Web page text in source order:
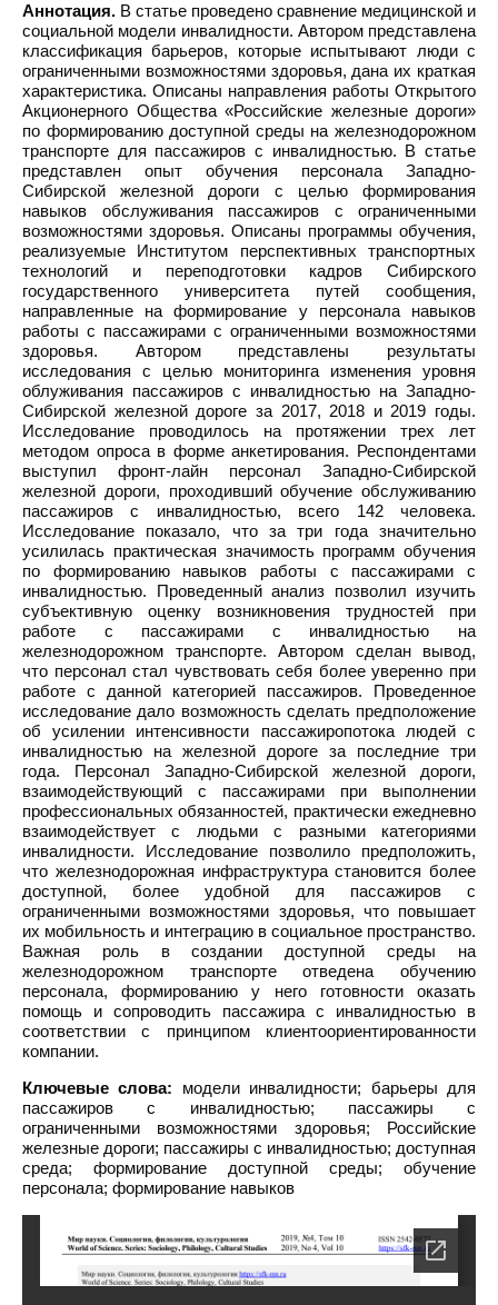
Аннотация. В статье проведено сравнение медицинской и
социальной модели инвалидности. Автором представлена
классификация барьеров, которые испытывают люди с
ограниченными возможностями здоровья, дана их краткая
характеристика. Описаны направления работы Открытого
Акционерного Общества «Российские железные дороги»
по формированию доступной среды на железнодорожном
транспорте для пассажиров с инвалидностью. В статье
представлен опыт обучения персонала Западно-
Сибирской железной дороги с целью формирования
навыков обслуживания пассажиров с ограниченными
возможностями здоровья. Описаны программы обучения,
реализуемые Институтом перспективных транспортных
технологий и переподготовки кадров Сибирского
государственного университета путей сообщения,
направленные на формирование у персонала навыков
работы с пассажирами с ограниченными возможностями
здоровья. Автором представлены результаты
исследования с целью мониторинга изменения уровня
облуживания пассажиров с инвалидностью на Западно-
Сибирской железной дороге за 2017, 2018 и 2019 годы.
Исследование проводилось на протяжении трех лет
методом опроса в форме анкетирования. Респондентами
выступил фронт-лайн персонал Западно-Сибирской
железной дороги, проходивший обучение обслуживанию
пассажиров с инвалидностью, всего 142 человека.
Исследование показало, что за три года значительно
усилилась практическая значимость программ обучения
по формированию навыков работы с пассажирами с
инвалидностью. Проведенный анализ позволил изучить
субъективную оценку возникновения трудностей при
работе с пассажирами с инвалидностью на
железнодорожном транспорте. Автором сделан вывод,
что персонал стал чувствовать себя более уверенно при
работе с данной категорией пассажиров. Проведенное
исследование дало возможность сделать предположение
об усилении интенсивности пассажиропотока людей с
инвалидностью на железной дороге за последние три
года. Персонал Западно-Сибирской железной дороги,
взаимодействующий с пассажирами при выполнении
профессиональных обязанностей, практически ежедневно
взаимодействует с людьми с разными категориями
инвалидности. Исследование позволило предположить,
что железнодорожная инфраструктура становится более
доступной, более удобной для пассажиров с
ограниченными возможностями здоровья, что повышает
их мобильность и интеграцию в социальное пространство.
Важная роль в создании доступной среды на
железнодорожном транспорте отведена обучению
персонала, формированию у него готовности оказать
помощь и сопроводить пассажира с инвалидностью в
соответствии с принципом клиентоориентированности
компании.
Ключевые слова: модели инвалидности; барьеры для
пассажиров с инвалидностью; пассажиры с
ограниченными возможностями здоровья; Российские
железные дороги; пассажиры с инвалидностью; доступная
среда; формирование доступной среды; обучение
персонала; формирование навыков